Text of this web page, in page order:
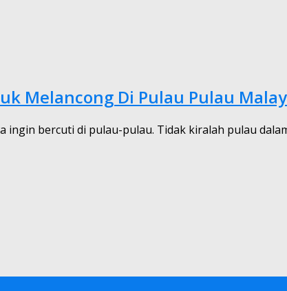
Melancong Di Pulau Pulau
ingin bercuti di pulau-pulau. Tidak kiralah pulau